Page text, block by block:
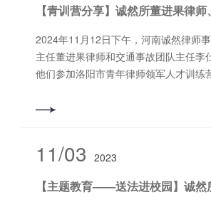
定，全市律师工作的经验做法多次被多
级媒体宣传报道。诚然所在校园普法、
（居）、法律援助、“四官”服务等工作
法局领导的肯定和表扬。 会议强调
师“红扣子”工程党建品牌、青年律师到
作为；在党建引领、律所建设、服务成
2024年11月12日下午，河南诚然律师
主任董进果律师和交通事故团队主任李
他们参加洛阳市青年律师领军人才训练
等多个角度深入探讨，阐述青年律师如
享如何通过这些培训来增强青年律师的*
导、团队合作、个人成长等方面的深刻
11/03 2023